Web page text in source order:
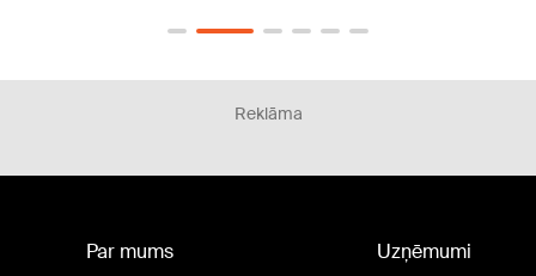
Reklāma
Par mums Uzņēmumi